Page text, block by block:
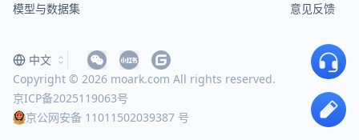
模型与数据集 意见反馈
Copyright © 2026 moark.com All rights reserved.
京ICP备2025119063号
京公网安备 11011502039387 号
中文